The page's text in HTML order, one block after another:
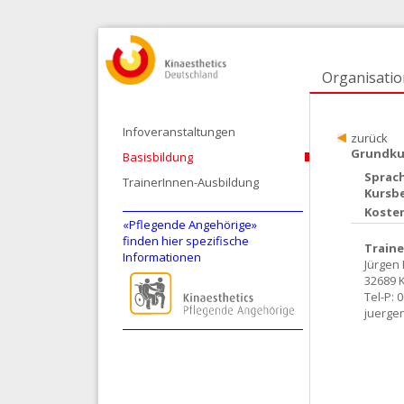
Infoveranstaltungen
Basisbildung
TrainerInnen-Ausbildung
«Pflegende Angehörige»
finden hier spezifische
Informationen
zurück
32689
Tel-P: